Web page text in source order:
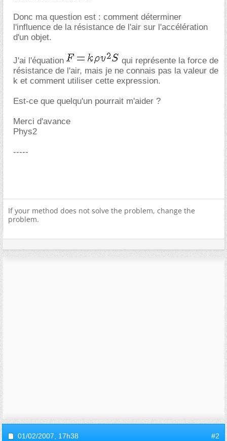
Donc ma question est : comment déterminer
l'influence de la résistance de l'air sur l'accélération
d'un objet.
J'ai l'équation
qui représente la force de
résistance de l'air, mais je ne connais pas la valeur de
k et comment utiliser cette expression.
Est-ce que quelqu'un pourrait m'aider ?
Merci d'avance
Phys2
-----
If your method does not solve the problem, change the
problem.
01/02/2007, 17h38 #2